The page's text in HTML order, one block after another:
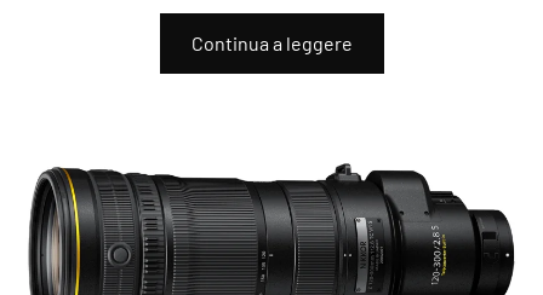
Continua a leggere